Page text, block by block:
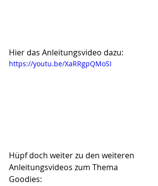
Hier das Anleitungsvideo dazu:
https://youtu.be/XaRRgpQMoSI
Hüpf doch weiter zu den weiteren
Anleitungsvideos zum Thema
Goodies: